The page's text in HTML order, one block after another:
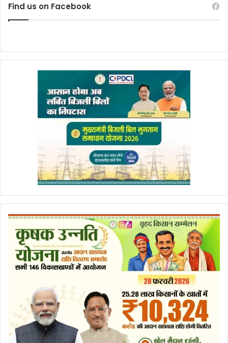
Find us on Facebook